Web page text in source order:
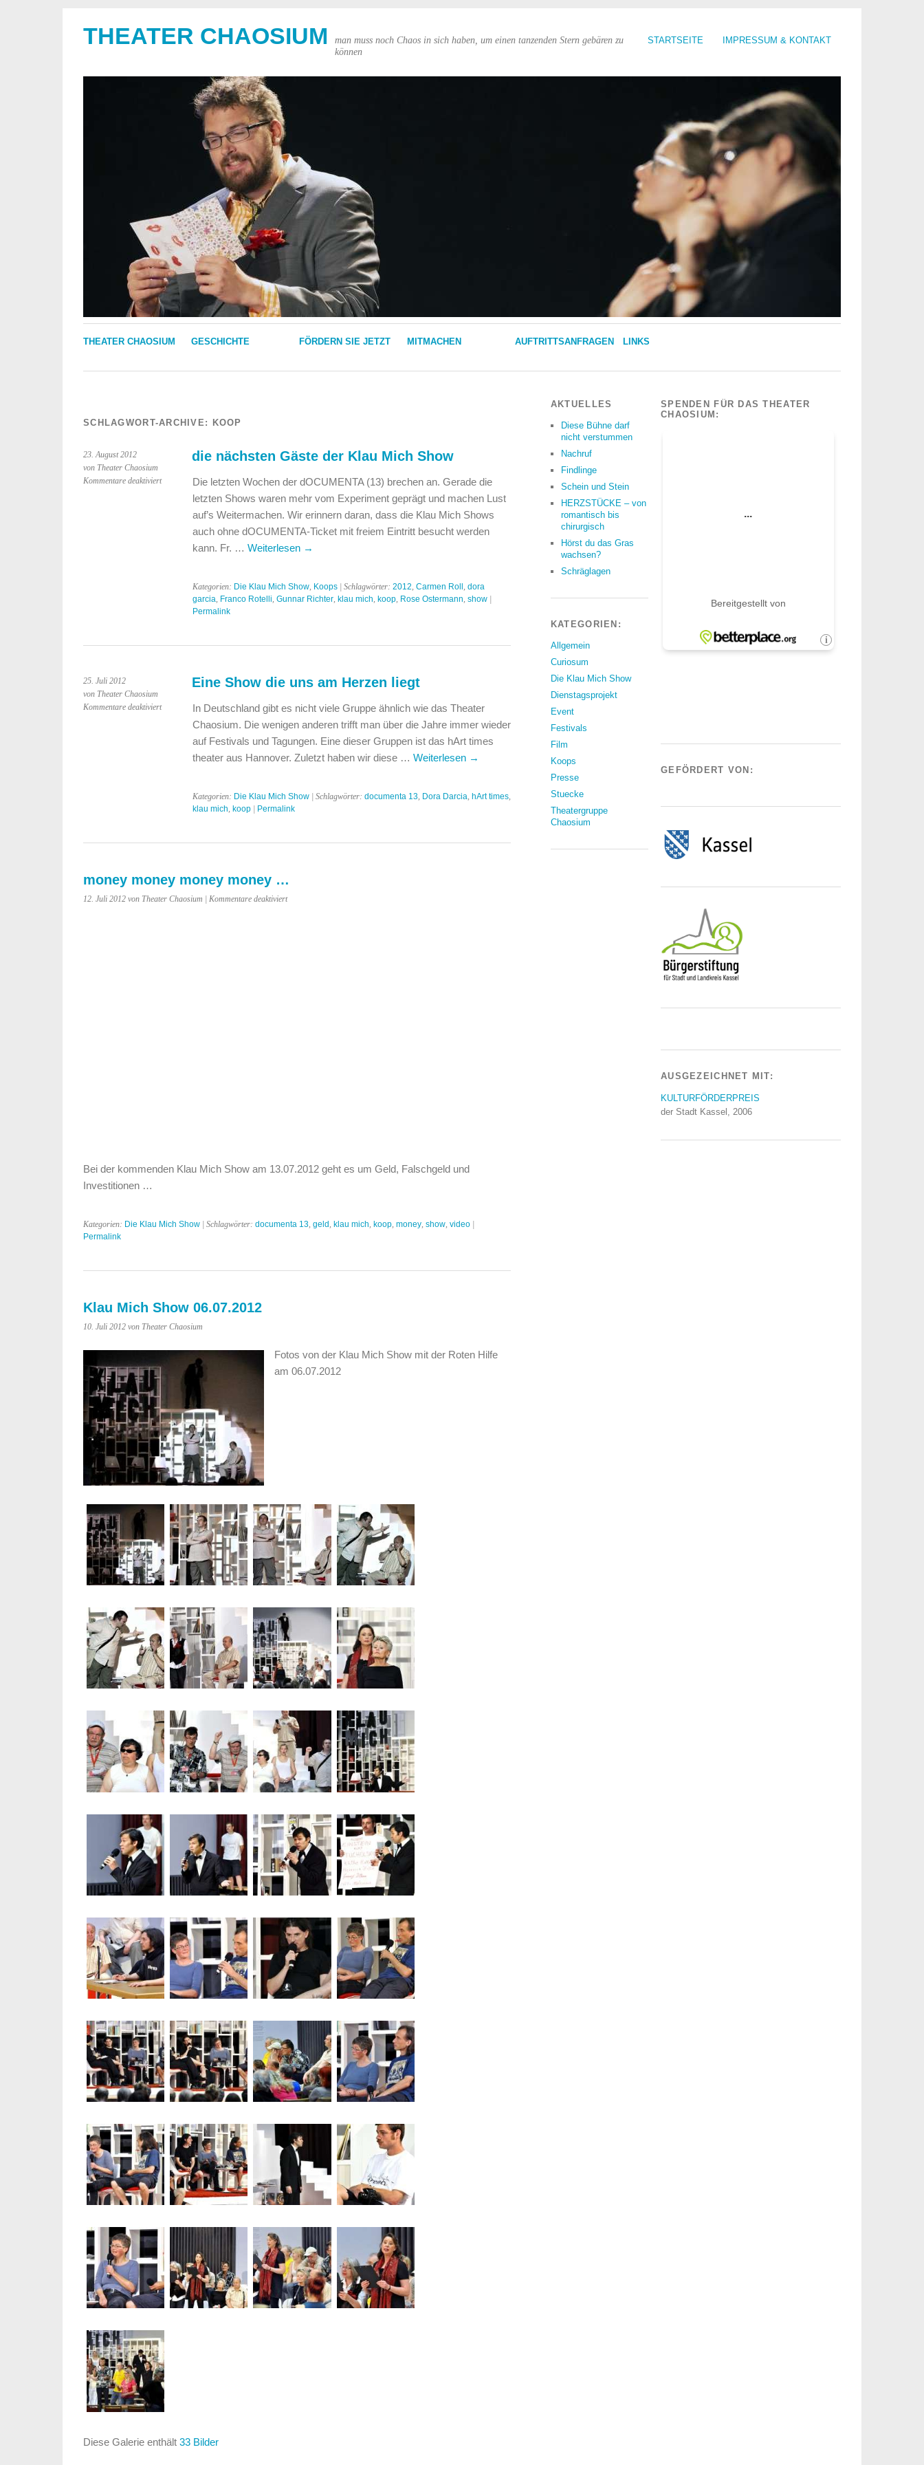
STARTSEITE IMPRESSUM & KONTAKT
THEATER CHAOSIUM
man muss noch Chaos in sich haben, um einen tanzenden Stern gebären zu
können
THEATER CHAOSIUM GESCHICHTE FÖRDERN SIE JETZT MITMACHEN AUFTRITTSANFRAGEN LINKS
SCHLAGWORT-ARCHIVE: KOOP
23. August 2012
von Theater Chaosium
Kommentare deaktiviertfür
die nächsten Gäste der Klau Mich Show
Die letzten Wochen der dOCUMENTA (13) brechen an. Gerade die
letzten Shows waren mehr vom Experiment geprägt und machen Lust
auf’s Weitermachen. Wir erinnern daran, dass die Klau Mich Shows
auch ohne dOCUMENTA-Ticket mit freiem Eintritt besucht werden
kann. Fr. … Weiterlesen →
Kategorien: Die Klau Mich Show, Koops| Schlagwörter: 2012, Carmen Roll , dora
garcia, Franco Rotelli, Gunnar Richter, klau mich, koop, Rose Ostermann, show|
Permalink
25. Juli 2012
von Theater Chaosium
Kommentare deaktiviertfür
Eine Show die uns am Herzen liegt
In Deutschland gibt es nicht viele Gruppe ähnlich wie das Theater
Chaosium. Die wenigen anderen trifft man über die Jahre immer wieder
auf Festivals und Tagungen. Eine dieser Gruppen ist das hArt times
theater aus Hannover. Zuletzt haben wir diese … Weiterlesen →
Kategorien: Die Klau Mich Show| Schlagwörter: documenta 13, Dora Darcia, hArt times,
klau mich, koop| Permalink
money money money money …
12. Juli 2012 von Theater Chaosium | Kommentare deaktiviertfür
Bei der kommenden Klau Mich Show am 13.07.2012 geht es um Geld, Falschgeld und
Investitionen …
Kategorien: Die Klau Mich Show | Schlagwörter: documenta 13, geld , klau mich, koop, money, show, video
Permalink
Klau Mich Show 06.07.2012
10. Juli 2012 von Theater Chaosium
Fotos von der Klau Mich Show mit der Roten Hilfe
am 06.07.2012
Diese Galerie enthält 33 Bilder
AKTUELLES
Diese Bühne darf
nicht verstummen
Nachruf
Findlinge
Schein und Stein
HERZSTÜCKE – von
romantisch bis
chirurgisch
Hörst du das Gras
wachsen?
Schräglagen
KATEGORIEN:
Allgemein
Curiosum
Die Klau Mich Show
Dienstagsprojekt
Event
Festivals
Film
Koops
Presse
Stuecke
Theatergruppe
Chaosium
SPENDEN FÜR DAS THEATER
CHAOSIUM:
GEFÖRDERT VON:
AUSGEZEICHNET MIT:
KULTURFÖRDERPREIS
der Stadt Kassel, 2006